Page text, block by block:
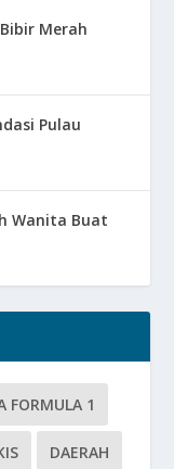
Merah
Pulau
Wanita Buat
FORMULA 1
DAERAH